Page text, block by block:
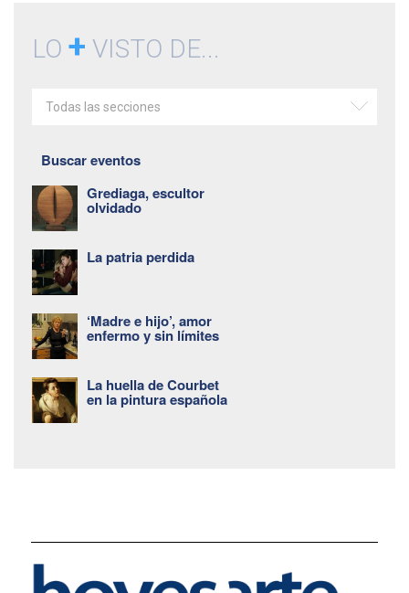
LO + VISTO DE...
Todas las secciones
Buscar eventos
Grediaga, escultor
olvidado
La patria perdida
‘Madre e hijo’, amor
enfermo y sin límites
La huella de Courbet
en la pintura española